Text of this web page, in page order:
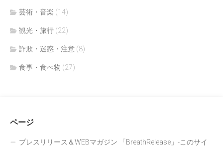
芸術・音楽 (14)
観光・旅行 (22)
詐欺・迷惑・注意 (8)
食事・食べ物 (27)
ページ
プレスリリース＆WEBマガジン 「BreathRelease」-このサイ